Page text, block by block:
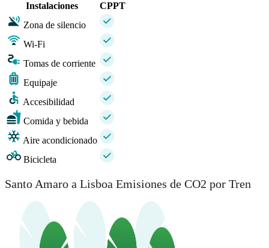
Instalaciones
CPPT
Zona de silencio
Wi-Fi
Tomas de corriente
Equipaje
Accesibilidad
Comida y bebida
Aire acondicionado
Bicicleta
Santo Amaro a Lisboa Emisiones de CO2 por Tren